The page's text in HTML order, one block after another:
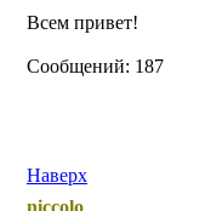
Всем привет!
Сообщений: 187
Наверх
niccolo